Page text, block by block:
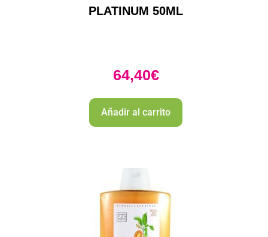
PLATINUM 50ML
64,40€
Añadir al carrito